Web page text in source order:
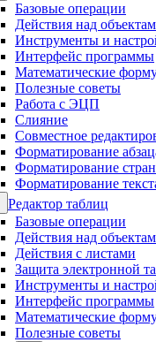
Базовые операции
Действия над
Инструменты и
Интерфейс программы
Математические
Полезные советы
Работа с ЭЦП
Слияние
Совместное
Форматирование
Форматирование
Форматирование
Редактор таблиц
Базовые операции
Действия над
Действия с листами
Защита электронной
Инструменты и
Интерфейс программы
Математические
Полезные советы